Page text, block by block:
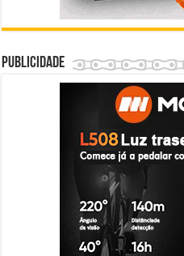
Publicidade